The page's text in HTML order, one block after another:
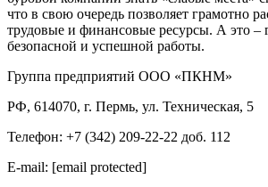
что в свою очередь позволяет грамотно
трудовые и финансовые ресурсы. А это –
безопасной и успешной работы.
Группа предприятий ООО «ПКНМ»
РФ, 614070, г. Пермь, ул. Техническая, 5
Телефон: +7 (342) 209-22-22 доб. 112
E-mail: [email protected]